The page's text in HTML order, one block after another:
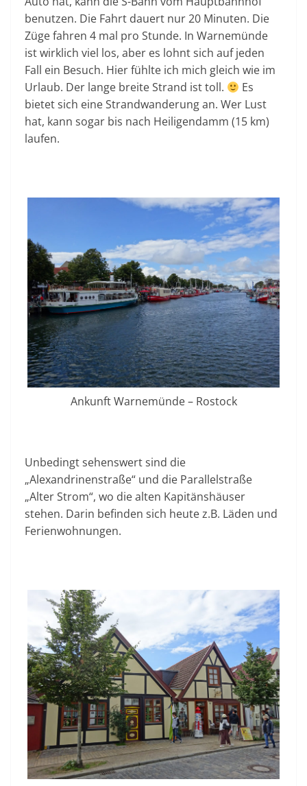
benutzen. Die Fahrt dauert nur 20 Minuten. Die
Züge fahren 4 mal pro Stunde. In Warnemünde
ist wirklich viel los, aber es lohnt sich auf jeden
Fall ein Besuch. Hier fühlte ich mich gleich wie im
Urlaub. Der lange breite Strand ist toll.
Es
bietet sich eine Strandwanderung an. Wer Lust
hat, kann sogar bis nach Heiligendamm (15 km)
laufen.
Ankunft Warnemünde – Rostock
Unbedingt sehenswert sind die
„Alexandrinenstraße“ und die Parallelstraße
„Alter Strom“, wo die alten Kapitänshäuser
stehen. Darin befinden sich heute z.B. Läden und
Ferienwohnungen.